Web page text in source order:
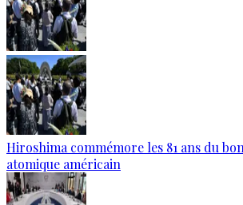
Hiroshima commémore les 81 ans du
atomique américain